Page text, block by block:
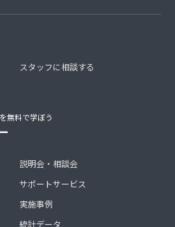
スタッフに相談する
無料で学ぼう
説明会・相談会
サポートサービス
実施事例
統計データ